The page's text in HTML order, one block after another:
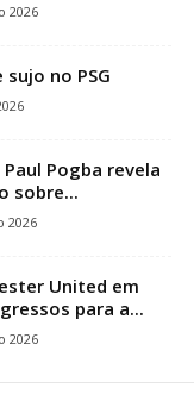
2026
no PSG
Pogba revela
sobre...
2026
United em
para a...
2026